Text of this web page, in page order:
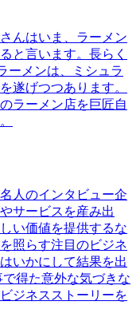
んはいま、ラーメン
と言います。長らく
ーメンは、ミシュラ
遂げつつあります。
ラーメン店を巨匠自
人のインタビュー企
サービスを産み出
い価値を提供するな
照らす注目のビジネ
いかにして結果を出
得た意外な気づきな
ジネスストーリーを